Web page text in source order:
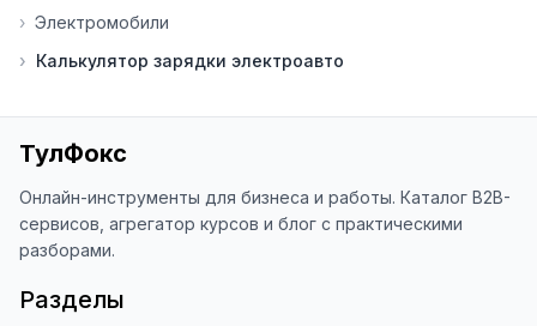
благодарен за отзыв о сайте в
наши инструменты!
Благодарю за доверие и
использование ToolFox! 🚀
› Электромобили
› Калькулятор зарядки электроавто
ТулФокс
Онлайн-инструменты для бизнеса и работы. Каталог B2B-
сервисов, агрегатор курсов и блог с практическими
разборами.
Разделы